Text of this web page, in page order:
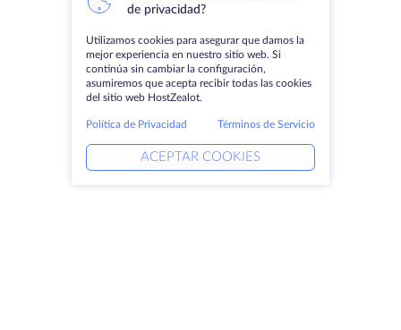
de privacidad?
Utilizamos cookies para asegurar que damos la
mejor experiencia en nuestro sitio web. Si
continúa sin cambiar la configuración,
asumiremos que acepta recibir todas las cookies
del sitio web HostZealot.
Política de Privacidad Términos de Servicio
ACEPTAR COOKIES